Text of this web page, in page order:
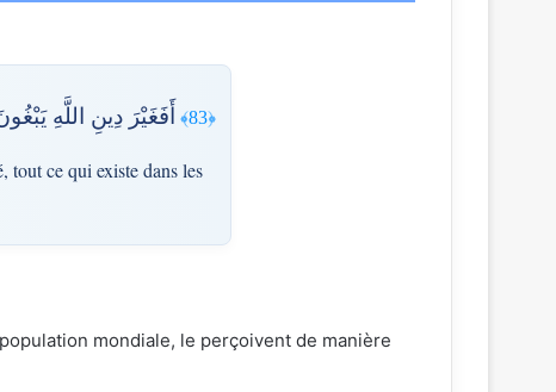
﴿83﴾ أَفَغَيْرَ دِينِ اللَّهِ
tout ce qui existe dans les
mondiale, le perçoivent de manière